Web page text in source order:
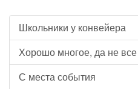
Школьники у конвейера
Хорошо многое, да не все
С места события